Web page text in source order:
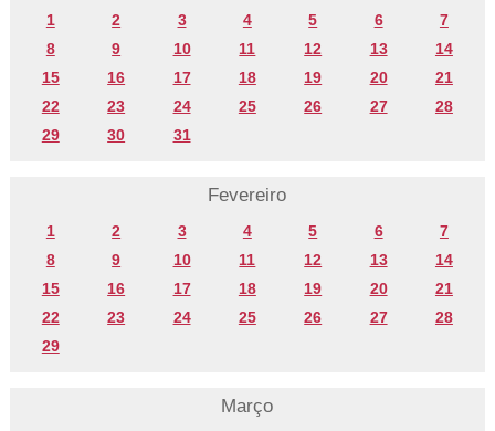
1 2 3 4 5 6
7
8
9 10 11 12 13
14
15
16 17 18 19 20
21
22
23 24 25 26 27
28
29
30 31
Fevereiro
1 2 3 4 5 6
7
8
9 10 11 12 13
14
15
16 17 18 19 20
21
22
23 24 25 26 27
28
29
Março